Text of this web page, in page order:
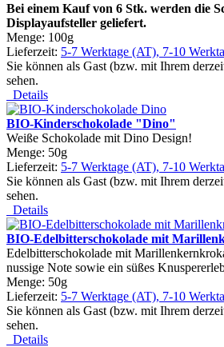
Bei einem Kauf von 6 Stk. werden die
Displayaufsteller geliefert.
Menge: 100g
Lieferzeit: 5-7 Werktage (AT), 7-10
Sie können als Gast (bzw. mit Ihrem
sehen.
Details
BIO-Kinderschokolade "Dino"
Weiße Schokolade mit Dino Design!
Menge: 50g
Lieferzeit: 5-7 Werktage (AT), 7-10
Sie können als Gast (bzw. mit Ihrem
sehen.
Details
BIO-Edelbitterschokolade mit
Edelbitterschokolade mit
nussige Note sowie ein süßes
Menge: 50g
Lieferzeit: 5-7 Werktage (AT), 7-10
Sie können als Gast (bzw. mit Ihrem
sehen.
Details